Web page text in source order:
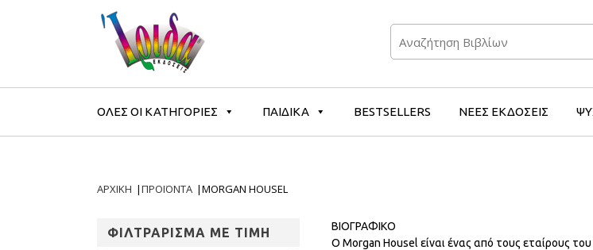
ΟΛΕΣ ΟΙ ΚΑΤΗΓΟΡΙΕΣ ΠΑΙΔΙΚΑ BESTSELLERS ΝΕΕΣ ΕΚΔΟΣΕΙΣ
ΑΡΧΙΚΗ |ΠΡΟΪΟΝΤΑ |MORGAN HOUSEL
ΦΙΛΤΡΑΡΙΣΜΑ ΜΕ ΤΙΜΗ
ΒΙΟΓΡΑΦΙΚΟ
Ο Morgan Housel είναι ένας από τους εταίρους